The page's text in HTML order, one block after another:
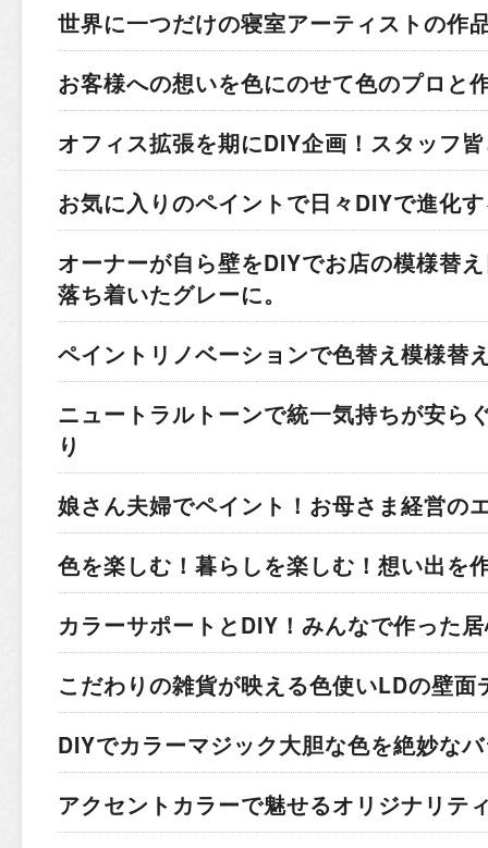
世界に一つだけの寝室アーティストの作
お客様への想いを色にのせて色のプロと
オフィス拡張を期にDIY企画！ スタッフ
お気に入りのペイントで日々DIYで進化
オーナーが自ら壁をDIYでお店の模様替え
落ち着いたグレーに。
ペイントリノベーションで色替え模様替
ニュートラルトーンで統一気持ちが安ら
り
娘さん夫婦でペイント！ お母さま経営の
色を楽しむ！暮らしを楽しむ！ 想い出を
カラーサポートとDIY！ みんなで作った
こだわりの雑貨が映える色使いLDの壁面
DIYでカラーマジック大胆な色を絶妙な
アクセントカラーで魅せるオリジナリテ